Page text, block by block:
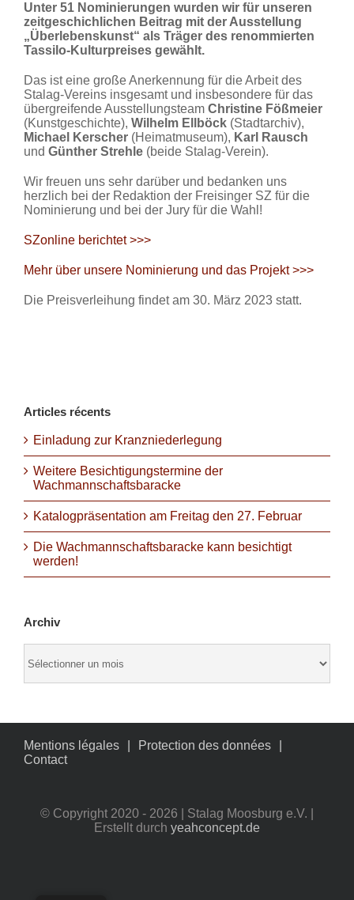
Unter 51 Nominierungen wurden wir für unseren
zeitgeschichlichen Beitrag mit der Ausstellung
„Überlebenskunst“ als Träger des renommierten
Tassilo-Kulturpreises gewählt.
Das ist eine große Anerkennung für die Arbeit des
Stalag-Vereins insgesamt und insbesondere für das
übergreifende Ausstellungsteam Christine Fößmeier
(Kunstgeschichte), Wilhelm Ellböck (Stadtarchiv),
Michael Kerscher (Heimatmuseum), Karl Rausch
und Günther Strehle (beide Stalag-Verein).
Wir freuen uns sehr darüber und bedanken uns
herzlich bei der Redaktion der Freisinger SZ für die
Nominierung und bei der Jury für die Wahl!
SZonline berichtet >>>
Mehr über unsere Nominierung und das Projekt >>>
Die Preisverleihung findet am 30. März 2023 statt.
Articles récents
Einladung zur Kranzniederlegung
Weitere Besichtigungstermine der
Wachmannschaftsbaracke
Katalogpräsentation am Freitag den 27. Februar
Die Wachmannschaftsbaracke kann besichtigt
werden!
Archiv
Mentions légales
Protection des données
Contact
© Copyright 2020 - 2026 | Stalag Moosburg e.V. |
Erstellt durch yeahconcept.de